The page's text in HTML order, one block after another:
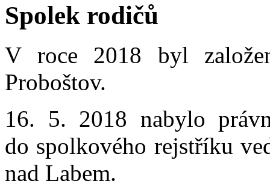
Spolek rodičů
V roce 2018 byl
Proboštov.
16. 5. 2018 nabylo
do spolkového rejstříku
nad Labem.